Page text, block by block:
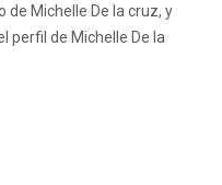
de Michelle De la cruz, y
perfil de Michelle De la